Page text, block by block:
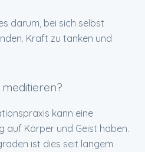
darum, bei sich selbst
Kraft zu tanken und
kann eine
auf Körper und Geist haben.
ist dies seit langem